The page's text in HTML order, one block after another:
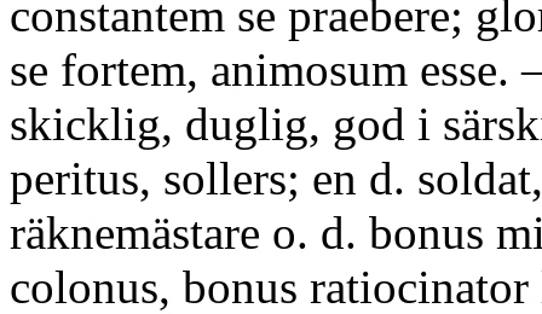
constantem se praebere;
se fortem, animosum
skicklig, duglig, god i
peritus, sollers; en d.
räknemästare o. d. bonus
colonus, bonus